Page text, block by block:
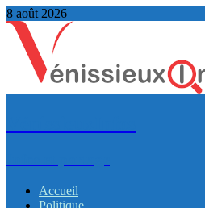
8 août 2026
Accueil
Politique